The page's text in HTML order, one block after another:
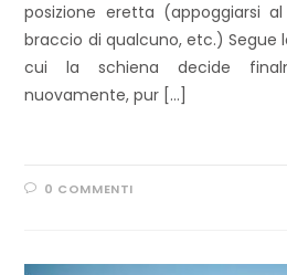
posizione eretta (appoggiarsi
braccio di qualcuno, etc.) Segue
cui la schiena decide
nuovamente, pur […]
0 COMMENTI